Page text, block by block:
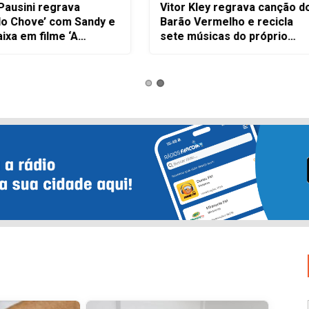
Kley regrava canção do
Vermelho e recicla
músicas do próprio
Caso Gustavo: mãe teve
gravidez marcada por
conflitos com pai suspeito